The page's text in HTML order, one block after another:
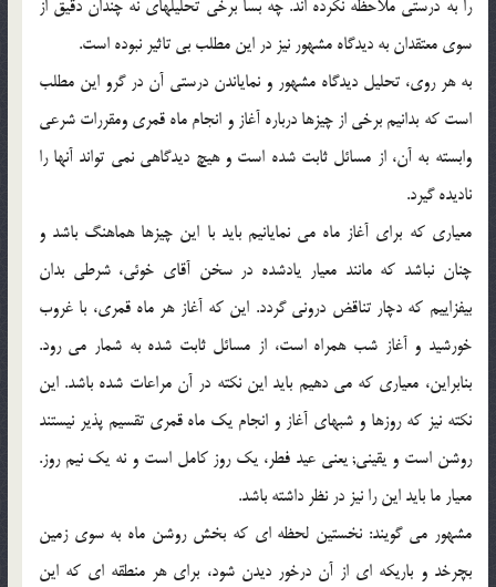
را به درستي ملاحظه نكرده اند. چه بسا برخي تحليلهاي نه چندان دقيق از
سوي معتقدان به ديدگاه مشهور نيز در اين مطلب بي تاثير نبوده است.
به هر روي، تحليل ديدگاه مشهور و نماياندن درستي آن در گرو اين مطلب
است كه بدانيم برخي از چيزها درباره آغاز و انجام ماه قمري ومقررات شرعي
وابسته به آن، از مسائل ثابت شده است و هيچ ديدگاهي نمي تواند آنها را
ناديده گيرد.
معياري كه براي آغاز ماه مي نمايانيم بايد با اين چيزها هماهنگ باشد و
چنان نباشد كه مانند معيار يادشده در سخن آقاي خوئي، شرطي بدان
بيفزاييم كه دچار تناقض دروني گردد. اين كه آغاز هر ماه قمري، با غروب
خورشيد و آغاز شب همراه است، از مسائل ثابت شده به شمار مي رود.
بنابراين، معياري كه مي دهيم بايد اين نكته در آن مراعات شده باشد. اين
نكته نيز كه روزها و شبهاي آغاز و انجام يك ماه قمري تقسيم پذير نيستند
روشن است و يقيني; يعني عيد فطر، يك روز كامل است و نه يك نيم روز.
معيار ما بايد اين را نيز در نظر داشته باشد.
مشهور مي گويند: نخستين لحظه اي كه بخش روشن ماه به سوي زمين
بچرخد و باريكه اي از آن درخور ديدن شود، براي هر منطقه اي كه اين